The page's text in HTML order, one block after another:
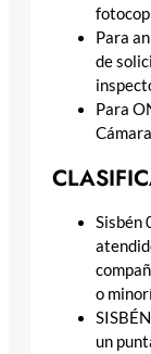
Para
de
Para
Sisbén
o
un